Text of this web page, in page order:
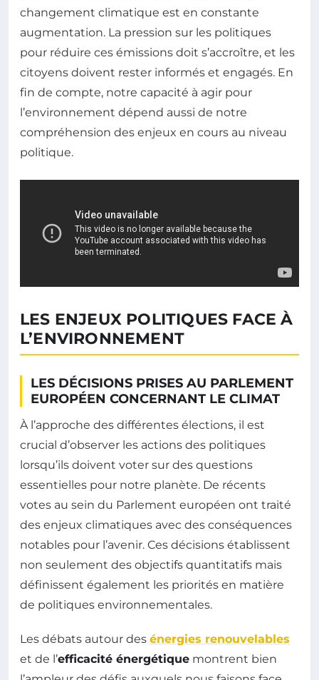
changement climatique est en constante
augmentation. La pression sur les politiques
pour réduire ces émissions doit s’accroître, et les
citoyens doivent rester informés et engagés. En
fin de compte, notre capacité à agir pour
l’environnement dépend aussi de notre
compréhension des enjeux en cours au niveau
politique.
LES ENJEUX POLITIQUES FACE À
L’ENVIRONNEMENT
LES DÉCISIONS PRISES AU PARLEMENT
EUROPÉEN CONCERNANT LE CLIMAT
À l’approche des différentes élections, il est
crucial d’observer les actions des politiques
lorsqu’ils doivent voter sur des questions
essentielles pour notre planète. De récents
votes au sein du Parlement européen ont traité
des enjeux climatiques avec des conséquences
notables pour l’avenir. Ces décisions établissent
non seulement des objectifs quantitatifs mais
définissent également les priorités en matière
de politiques environnementales.
Les débats autour des énergies renouvelables
et de l’efficacité énergétique montrent bien